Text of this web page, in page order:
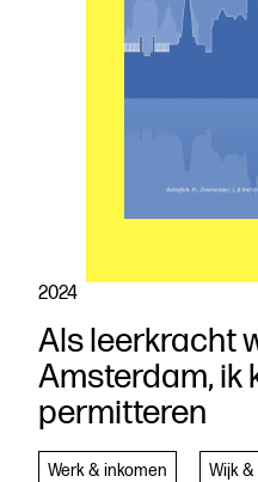
Download
de
publicatie
2024
Als leerkracht
Amsterdam, ik
permitteren
Werk & inkomen Wijk